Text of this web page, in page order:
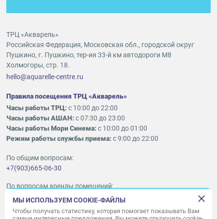
ТРЦ «Акварель»
Российская Федерация, Московская обл., городской округ
Пушкино, г. Пушкино, тер-ия 33-й км автодороги М8
Холмогоры, стр. 18.
hello@aquarelle-centre.ru
Правила посещения ТРЦ «Акварель»
Часы работы ТРЦ:с 10:00 до 22:00
Часы работы АШАН:с 07:30 до 23:00
Часы работы Мори Синема:с 10:00 до 01:00
Режим работы службы приема:с 9:00 до 22:00
По общим вопросам:
+7(903)665-06-30
По вопросам аренды помещений:
ukleykina@nhood.com
+7(903)665-98-78
МЫ ИСПОЛЬЗУЕМ COOKIE-ФАЙЛЫ
Чтобы получать статистику, которая помогает показывать Вам